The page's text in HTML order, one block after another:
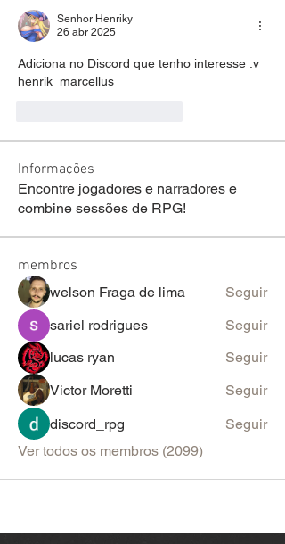
Senhor Henriky
26 abr 2025
Adiciona no Discord que tenho interesse :v
henrik_marcellus
Informações
Encontre jogadores e narradores e
combine sessões de RPG!
membros
welson Fraga de lima
Seguir
sariel rodrigues
Seguir
lucas ryan
Seguir
Victor Moretti
Seguir
discord_rpg
Seguir
Ver todos os membros (2099)